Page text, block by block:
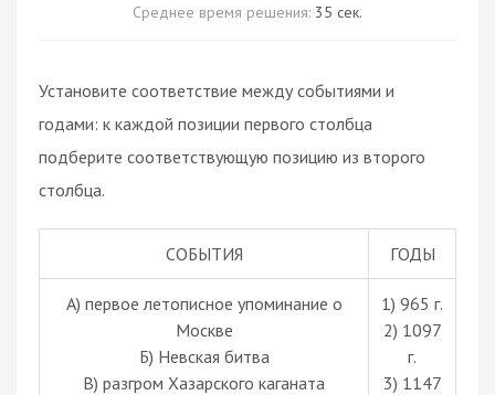
Среднее время решения: 35 сек.
Установите соответствие между событиями и
годами: к каждой позиции первого столбца
подберите соответствующую позицию из второго
столбца.
СОБЫТИЯ ГОДЫ
А) первое летописное упоминание о
Москве
Б) Невская битва
В) разгром Хазарского каганата
1) 965 г.
2) 1097
г.
3) 1147